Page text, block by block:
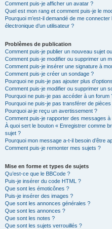
Comment puis-je afficher un avatar ?
Quel est mon rang et comment puis-je le
Pourquoi m’est-il demandé de me
électronique d’un utilisateur ?
Problèmes de publication
Comment puis-je publier un nouveau sujet
Comment puis-je modifier ou supprimer un
Comment puis-je insérer une signature à
Comment puis-je créer un sondage ?
Pourquoi ne puis-je pas ajouter plus
Comment puis-je modifier ou supprimer un
Pourquoi ne puis-je pas accéder à un forum
Pourquoi ne puis-je pas transférer de pièces
Pourquoi ai-je reçu un avertissement ?
Comment puis-je rapporter des messages à
À quoi sert le bouton « Enregistrer comme
sujet ?
Pourquoi mon message a-t-il besoin d’être
Comment puis-je remonter mes sujets ?
Mise en forme et types de sujets
Qu’est-ce que le BBCode ?
Puis-je insérer du code HTML ?
Que sont les émoticônes ?
Puis-je insérer des images ?
Que sont les annonces générales ?
Que sont les annonces ?
Que sont les notes ?
Que sont les sujets verrouillés ?